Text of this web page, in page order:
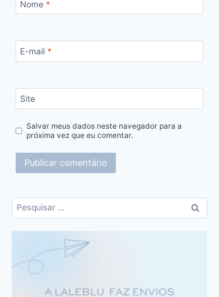
Nome *
E-mail *
Site
Salvar meus dados neste navegador para a
próxima vez que eu comentar.
Pesquisar
por: